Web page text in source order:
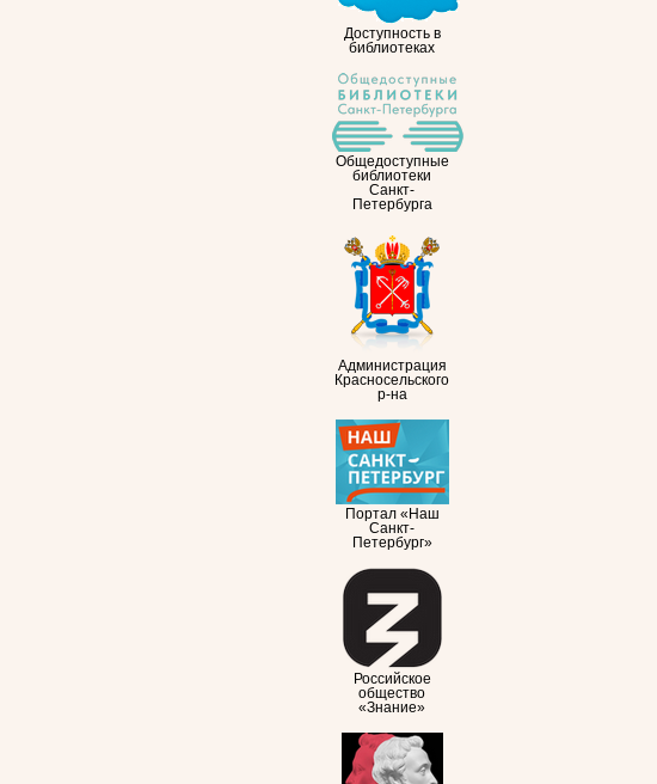
Доступность в
библиотеках
Общедоступные
библиотеки
Санкт-
Петербурга
Администрация
Красносельского
р-на
Портал «Наш
Санкт-
Петербург»
Российское
общество
«Знание»